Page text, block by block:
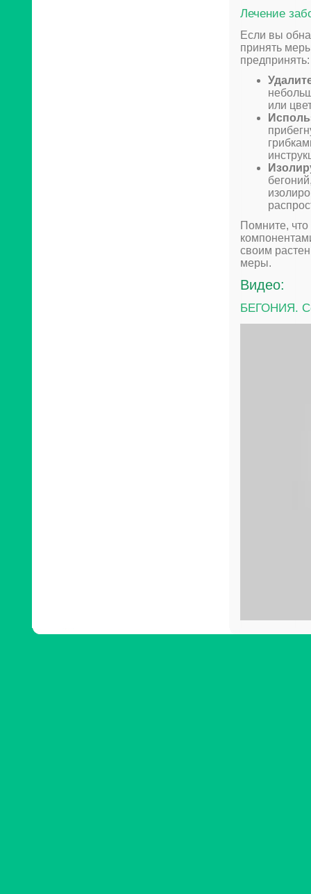
Лечение
Если вы
принять
предпринять:
или
Помните,
своим
меры.
Видео:
БЕГОНИЯ.